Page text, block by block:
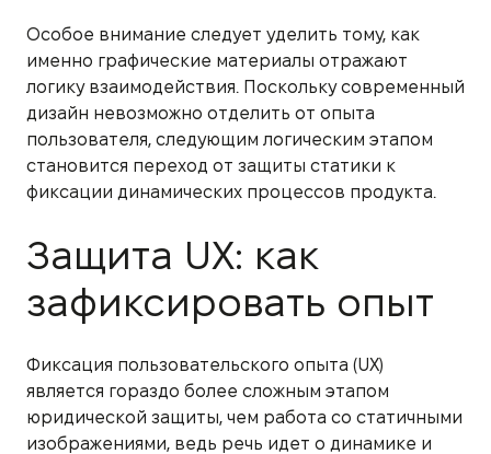
Особое внимание следует уделить тому, как
именно графические материалы отражают
логику взаимодействия. Поскольку современный
дизайн невозможно отделить от опыта
пользователя, следующим логическим этапом
становится переход от защиты статики к
фиксации динамических процессов продукта.
Защита UX: как
зафиксировать опыт
Фиксация пользовательского опыта (UX)
является гораздо более сложным этапом
юридической защиты, чем работа со статичными
изображениями, ведь речь идет о динамике и